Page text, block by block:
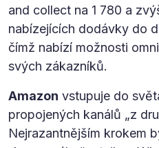
and collect na 1 780 a
nabízejících dodávky do
čímž nabízí možnosti
svých zákazníků.
Amazon vstupuje do
propojených kanálů „z
Nejrazantnějším krokem